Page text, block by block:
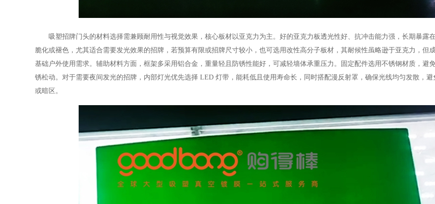
吸塑招牌门头的材料选择需兼顾耐用性与视觉效果，核心板材以亚克力为主。好的亚克力板透光性好、抗冲击能力强，长期暴露
脆化或褪色，尤其适合需要发光效果的招牌，若预算有限或招牌尺寸较小，也可选用改性高分子板材，其耐候性虽略逊于亚克力，但
基础户外使用需求。辅助材料方面，框架多采用铝合金，重量轻且防锈性能好，可减轻墙体承重压力。固定配件选用不锈钢材质，避
锈松动。对于需要夜间发光的招牌，内部灯光优先选择 LED 灯带，能耗低且使用寿命长，同时搭配漫反射罩，确保光线均匀发散，
或暗区。